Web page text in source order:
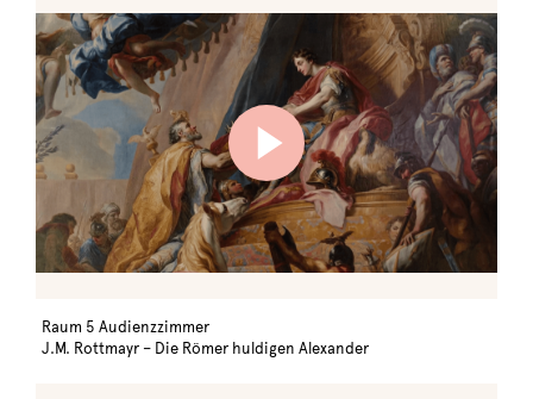
Raum 5 Audienzzimmer
J.M. Rottmayr – Die Römer huldigen Alexander